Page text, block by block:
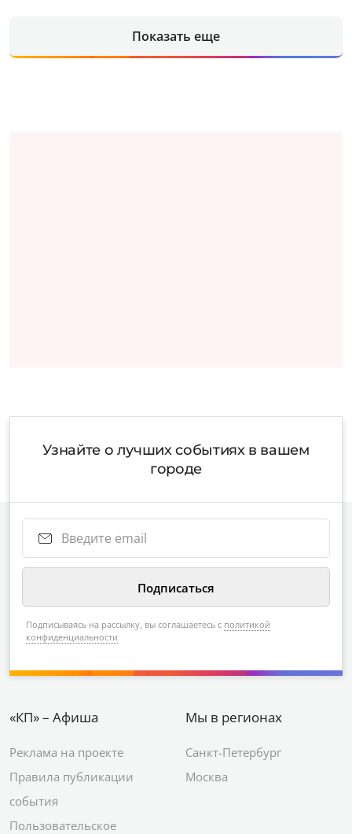
Показать еще
Узнайте о лучших событиях в вашем
городе
Подписываясь на рассылку, вы соглашаетесь с политикой
конфиденциальности
«КП» – Афиша
Реклама на проекте
Правила публикации
события
Пользовательское
Мы в регионах
Санкт-Петербург
Москва